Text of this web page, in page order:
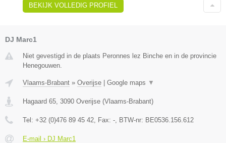
BEKIJK VOLLEDIG PROFIEL
DJ Marc1
Niet gevestigd in de plaats Peronnes lez Binche en in de provincie
Henegouwen.
Vlaams-Brabant » Overijse Google maps ▼
Hagaard 65 3090 Overijse (Vlaams-Brabant)
Tel: +32 (0)476 89 45 42 , Fax: - , BTW-nr: BE0536.156.612
E-mail › DJ Marc1